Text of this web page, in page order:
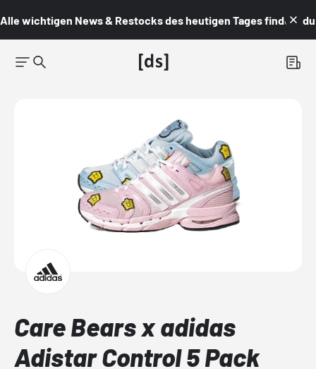
Alle wichtigen News & Restocks des heutigen Tages findest du
Care Bears x adidas
Adistar Control 5 Pack